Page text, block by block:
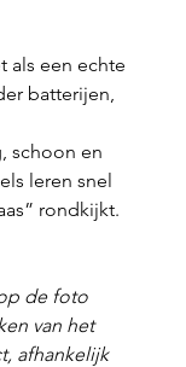
als een echte
batterijen,
schoon en
leren snel
rondkijkt.
de foto
van het
afhankelijk